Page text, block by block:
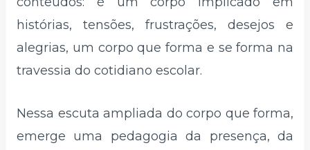
histórias, tensões, frustrações, desejos e
alegrias, um corpo que forma e se forma na
travessia do cotidiano escolar.
Nessa escuta ampliada do corpo que forma,
emerge uma pedagogia da presença, da